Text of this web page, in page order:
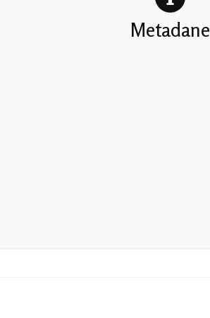
Metadane